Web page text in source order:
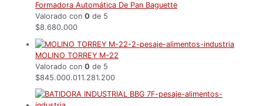
Formadora Automática De Pan Baguette
Valorado con 0 de 5
$8.680.000
MOLINO TORREY M-22
Valorado con 0 de 5
$845.000.011.281.200